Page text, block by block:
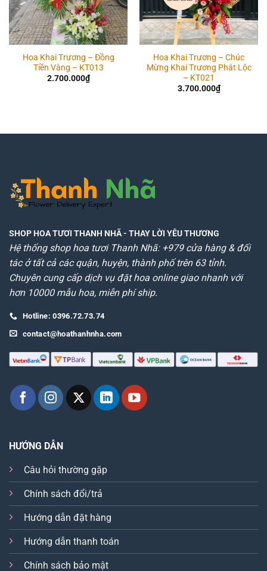
Hoa Khai Trương – Đồng
Tiền Vàng – KT013
2.700.000₫
Hoa Khai Trương – Chúc
Mừng Khai Trương Phát Lộc
– KT021
3.700.000₫
SHOP HOA TƯƠI THANH NHÃ- THAY LỜI YÊU THƯƠNG
Hệ thống shop hoa tươi Thanh Nhã: +979 cửa hàng & đối
tác ở tất cả các quận, huyện, thành phố trên 63 tỉnh.
Chuyên cung cấp dịch vụ đặt hoa online giao nhanh với
hơn 10000 mẫu hoa, miễn phí ship.
Hotline: 0396.72.73.74
contact@hoathanhnha.com
HƯỚNG DẪN
Câu hỏi thường gặp
Chính sách đổi/trả
Hướng dẫn đặt hàng
Hướng dẫn thanh toán
Chính sách bảo mật